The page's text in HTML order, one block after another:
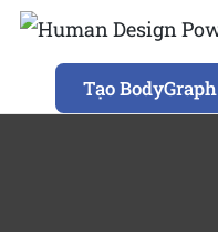
Tạo BodyGraph